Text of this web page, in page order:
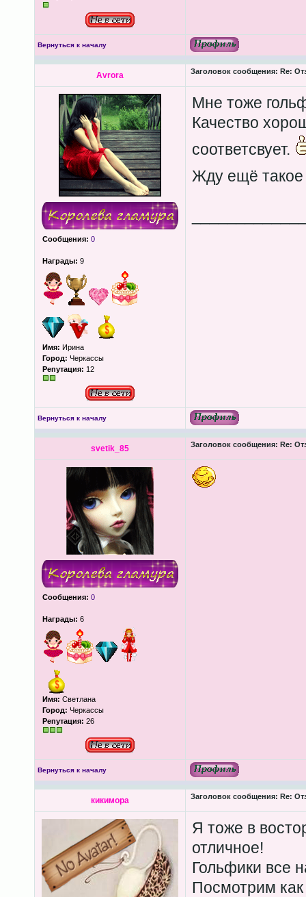
Вернуться к началу
Avrora Заголовок сообщения: Re:
Сообщения: 0
Награды: 9
Имя: Ирина
Город: Черкассы
Репутация: 12
Мне тоже
Качество
соответсвует.
Жду ещё
Вернуться к началу
svetik_85 Заголовок сообщения: Re:
Сообщения: 0
Награды: 6
Имя: Светлана
Город: Черкассы
Репутация: 26
Вернуться к началу
кикимора Заголовок сообщения: Re:
Я тоже в
отличное!
Гольфики все
Посмотрим как